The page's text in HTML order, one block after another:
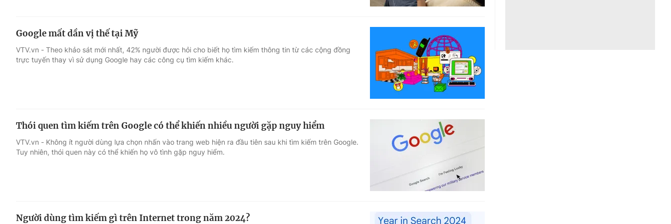
Google mất dần vị thế tại Mỹ
VTV.vn - Theo khảo sát mới nhất, 42% người được hỏi cho biết họ tìm kiếm thông tin từ các cộng đồng
trực tuyến thay vì sử dụng Google hay các công cụ tìm kiếm khác.
Thói quen tìm kiếm trên Google có thể khiến nhiều người gặp nguy hiểm
VTV.vn - Không ít người dùng lựa chọn nhấn vào trang web hiện ra đầu tiên sau khi tìm kiếm trên Google.
Tuy nhiên, thói quen này có thể khiến họ vô tình gặp nguy hiểm.
Người dùng tìm kiếm gì trên Internet trong năm 2024?